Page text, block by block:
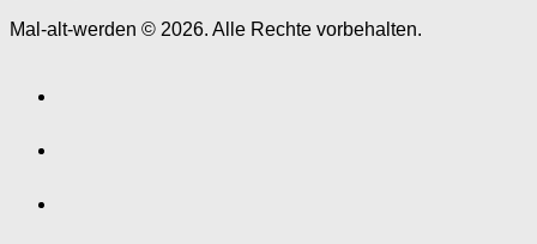
Mal-alt-werden © 2026. Alle Rechte vorbehalten.